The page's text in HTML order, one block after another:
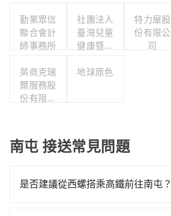
勤業眾信
聯合會計
師事務所
社團法人
臺灣兒童
健康暨身
會
特力屋股
份有限公
司
英商克瑞
爾服務股
份有限公
地球原色
南屯 接送常見問題
是否建議從西螺搭乘高鐵前往南屯？